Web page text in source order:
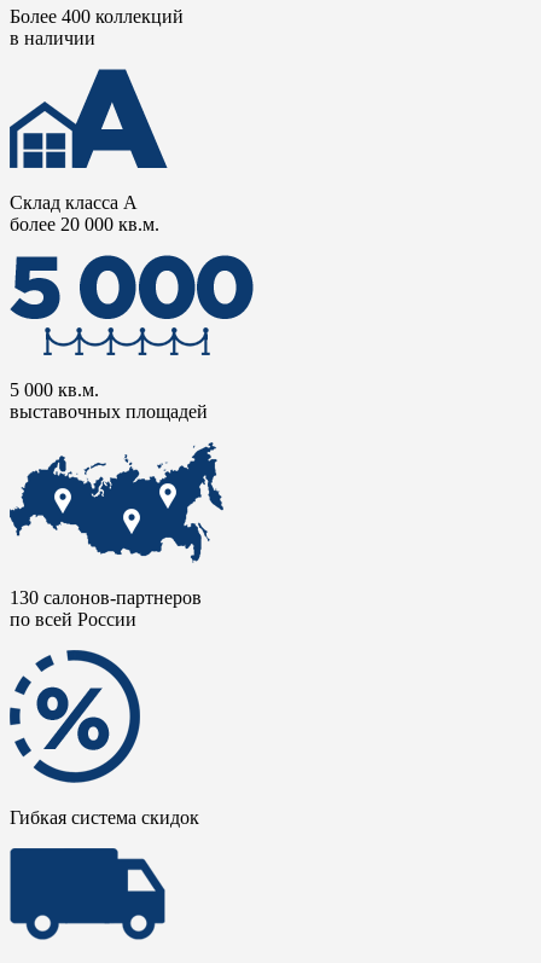
Более 400 коллекций
в наличии
Склад класса А
более 20 000 кв.м.
5 000 кв.м.
выставочных площадей
130 салонов-партнеров
по всей России
Гибкая система скидок